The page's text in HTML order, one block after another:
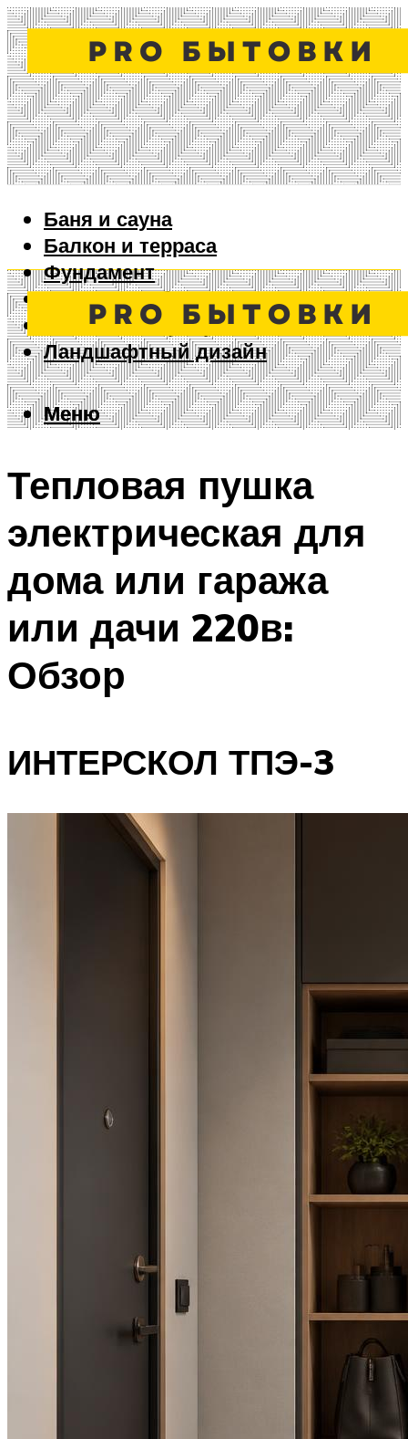
Баня и сауна
Балкон и терраса
Фундамент
Ворота и забор
Дизайн интерьера
Ландшафтный дизайн
Меню
Меню
Тепловая пушка
электрическая для
дома или гаража
или дачи 220в:
Обзор
ИНТЕРСКОЛ ТПЭ-3